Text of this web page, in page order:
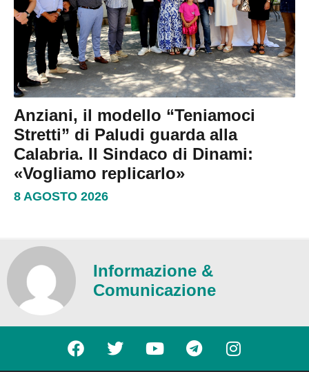
Anziani, il modello “Teniamoci
Stretti” di Paludi guarda alla
Calabria. Il Sindaco di Dinami:
«Vogliamo replicarlo»
8 AGOSTO 2026
Informazione &
Comunicazione